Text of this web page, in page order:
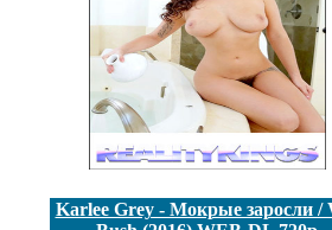
Karlee Grey - Мокрые заросли /